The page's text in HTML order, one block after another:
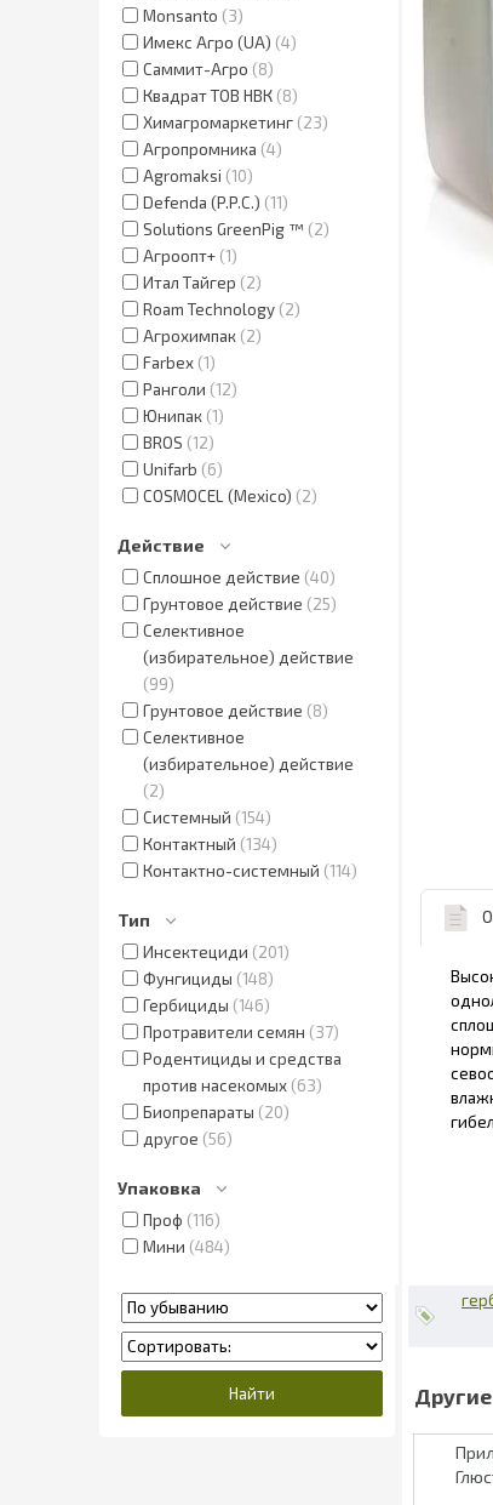
Monsanto
3
Имекс Агро (UA) 4
Саммит-Агро
8
Квадрат ТОВ НВК 8
Химагромаркетинг 23
Агропромника 4
Agromaksi 10
Defenda (P.P.C.) 11
Solutions GreenPig ™
2
Агроопт+ 1
Итал Тайгер
2
Roam Technology 2
Агрохимпак 2
Farbex 1
Ранголи 12
Юнипак 1
BROS 12
Unifarb
6
COSMOCEL (Mexico)
2
Действие
Сплошное действие 40
Грунтовое действие
25
Селективное
(избирательное) действие
99
Грунтовое действие
8
Селективное
(избирательное) действие
2
Системный 154
Контактный 134
Контактно-системный 114
Тип
Инсектециди
201
Фунгициды 148
Гербициды 146
Протравители семян
37
Родентициды и средства
против насекомых 63
Биопрепараты
20
другое
56
Упаковка
Проф 116
Мини 484